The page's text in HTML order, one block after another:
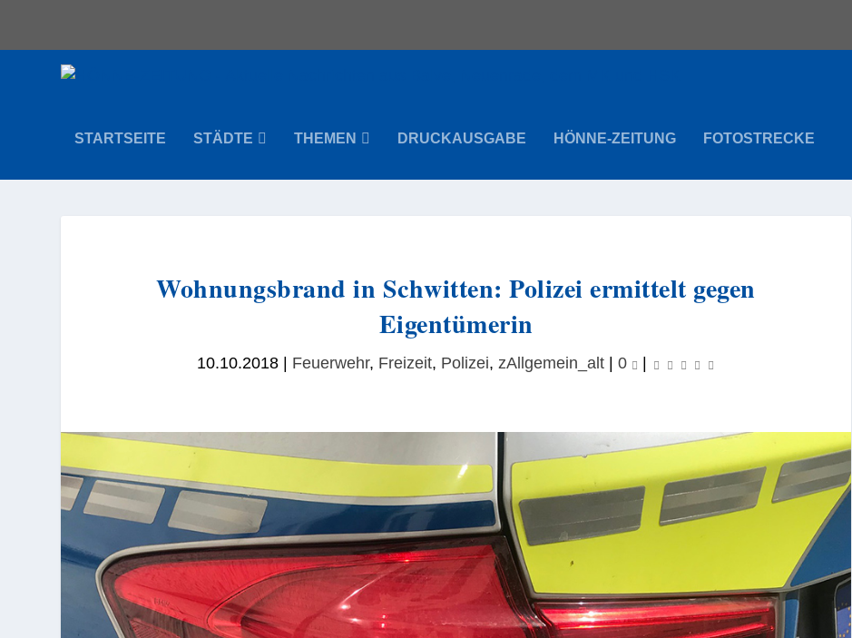
STARTSEITE STÄDTE THEMEN DRUCKAUSGABE HÖNNE-ZEITUNG FOTOSTRECKE
Wohnungsbrand in Schwitten: Polizei ermittelt gegen
Eigentümerin
10.10.2018 Feuerwehr, Freizeit, Polizei,zAllgemein_alt |0